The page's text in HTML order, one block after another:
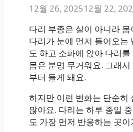
12월 26, 202512월 22,
다리 부종은 살이 아니라
다리가 눈에 먼저 들어오는
도 하고 소파에 앉아 다리
몸은 분명 무거워요. 그래
부터 들게 돼요.
하지만 이런 변화는 단순히
많아요. 다리는 하루 종일
도 가장 먼저 반응하는 곳